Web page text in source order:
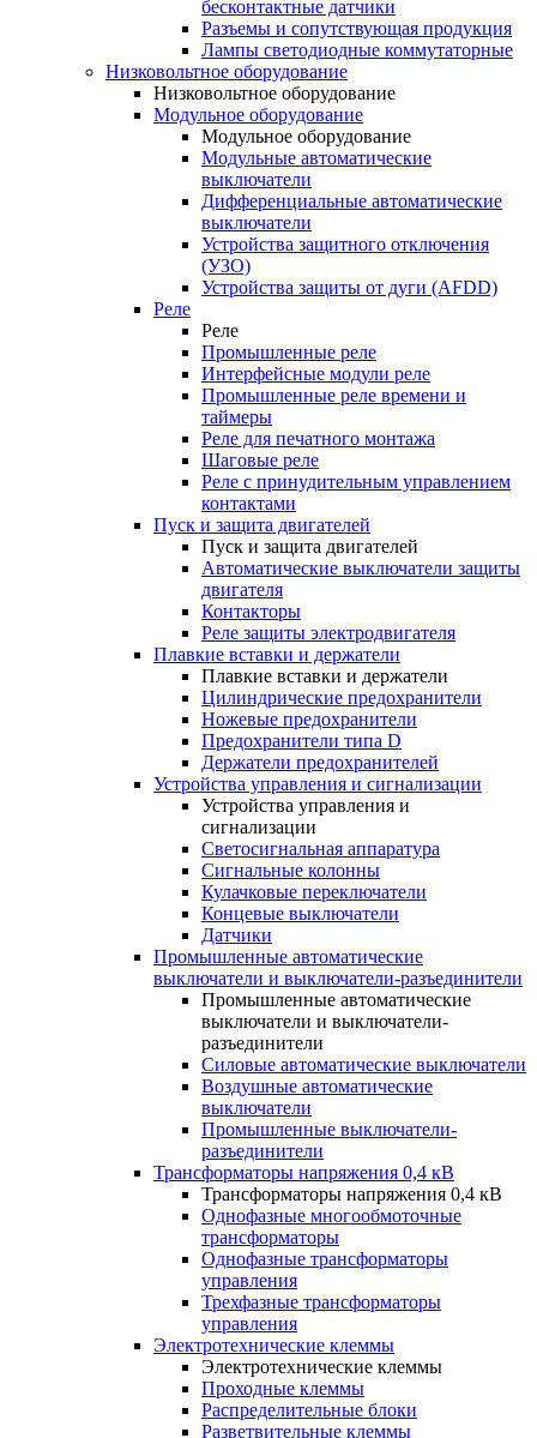
бесконтактные датчики
Разъемы и сопутствующая продукция
Лампы светодиодные коммутаторные
Низковольтное оборудование
Низковольтное оборудование
Модульное оборудование
Модульное оборудование
Модульные автоматические
выключатели
Дифференциальные автоматические
выключатели
Устройства защитного отключения
(УЗО)
Устройства защиты от дуги (AFDD)
Реле
Реле
Промышленные реле
Интерфейсные модули реле
Промышленные реле времени и
таймеры
Реле для печатного монтажа
Шаговые реле
Реле с принудительным управлением
контактами
Пуск и защита двигателей
Пуск и защита двигателей
Автоматические выключатели защиты
двигателя
Контакторы
Реле защиты электродвигателя
Плавкие вставки и держатели
Плавкие вставки и держатели
Цилиндрические предохранители
Ножевые предохранители
Предохранители типа D
Держатели предохранителей
Устройства управления и сигнализации
Устройства управления и
сигнализации
Светосигнальная аппаратура
Сигнальные колонны
Кулачковые переключатели
Концевые выключатели
Датчики
Промышленные автоматические
выключатели и выключатели-разъединители
Промышленные автоматические
выключатели и выключатели-
разъединители
Силовые автоматические выключатели
Воздушные автоматические
выключатели
Промышленные выключатели-
разъединители
Трансформаторы напряжения 0,4 кВ
Трансформаторы напряжения 0,4 кВ
Однофазные многообмоточные
трансформаторы
Однофазные трансформаторы
управления
Трехфазные трансформаторы
управления
Электротехнические клеммы
Электротехнические клеммы
Проходные клеммы
Распределительные блоки
Разветвительные клеммы